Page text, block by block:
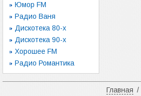
Юмор FM
Радио Ваня
Дискотека 80-х
Дискотека 90-х
Хорошее FM
Радио Романтика
Главная /